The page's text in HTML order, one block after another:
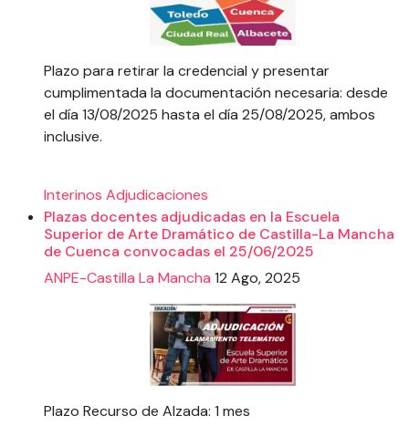
Plazo para retirar la credencial y presentar
cumplimentada la documentación necesaria: desde
el día 13/08/2025 hasta el día 25/08/2025, ambos
inclusive.
Interinos Adjudicaciones
Plazas docentes adjudicadas en la Escuela
Superior de Arte Dramático de Castilla-La Mancha
de Cuenca convocadas el 25/06/2025
ANPE-Castilla La Mancha 12 Ago, 2025
Plazo Recurso de Alzada: 1 mes